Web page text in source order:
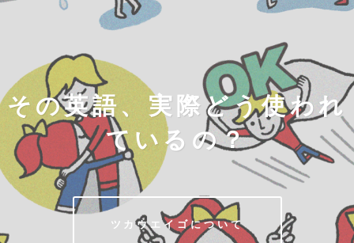
その英語、実際どう使われ
ているの？
ツカウエイゴについて